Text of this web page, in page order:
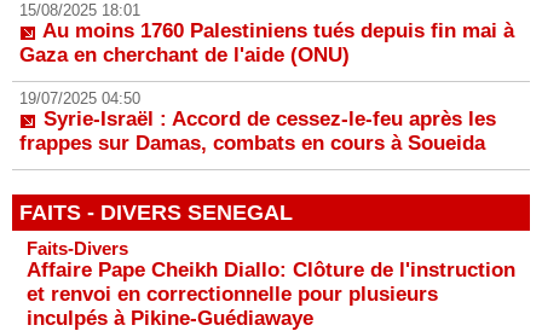
15/08/2025 18:01
Au moins 1760 Palestiniens tués depuis fin mai à
Gaza en cherchant de l'aide (ONU)
19/07/2025 04:50
Syrie-Israël : Accord de cessez-le-feu après les
frappes sur Damas, combats en cours à Soueida
FAITS - DIVERS SENEGAL
Faits-Divers
Affaire Pape Cheikh Diallo: Clôture de l'instruction
et renvoi en correctionnelle pour plusieurs
inculpés à Pikine-Guédiawaye